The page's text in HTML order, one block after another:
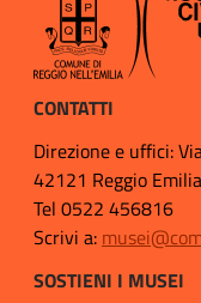
CONTATTI
Direzione e uffici:
42121 Reggio Emilia
Tel 0522 456816
Scrivi a:
SOSTIENI I MUSEI